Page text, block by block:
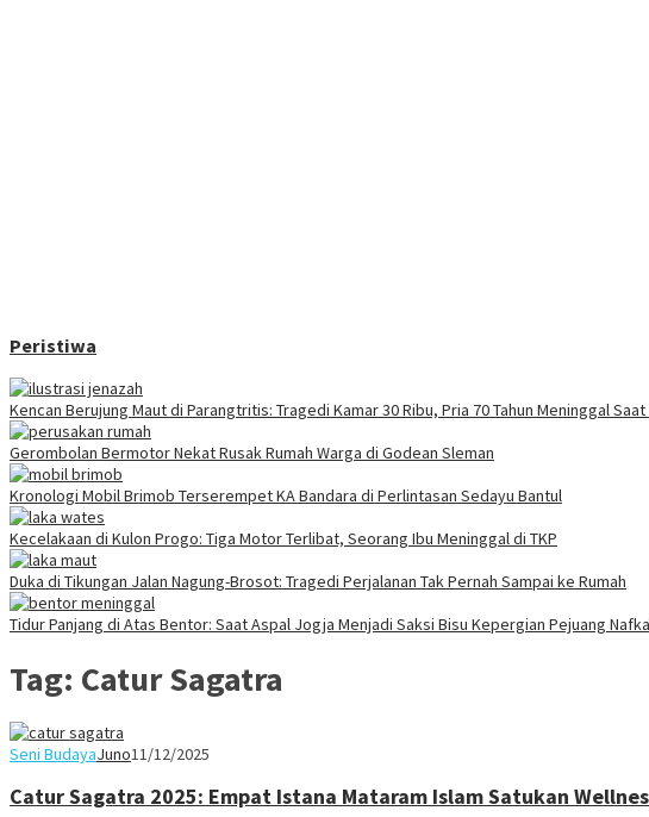
Peristiwa
Kencan Berujung Maut di Parangtritis: Tragedi Kamar 30 Ribu, Pria 70 Tahun Meninggal
Gerombolan Bermotor Nekat Rusak Rumah Warga di Godean Sleman
Kronologi Mobil Brimob Terserempet KA Bandara di Perlintasan Sedayu Bantul
Kecelakaan di Kulon Progo: Tiga Motor Terlibat, Seorang Ibu Meninggal di TKP
Duka di Tikungan Jalan Nagung-Brosot: Tragedi Perjalanan Tak Pernah Sampai ke Rumah
Tidur Panjang di Atas Bentor: Saat Aspal Jogja Menjadi Saksi Bisu Kepergian Pejuang
Tag: Catur Sagatra
Seni BudayaJuno11/12/2025
Catur Sagatra 2025: Empat Istana Mataram Islam Satukan